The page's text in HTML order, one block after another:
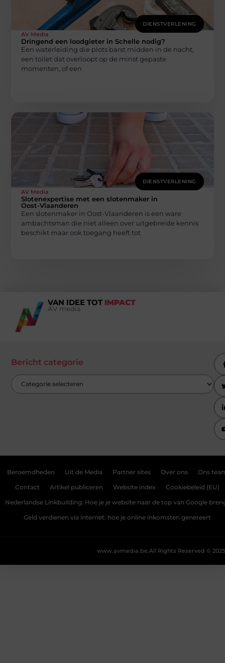
DIENSTVERLENING
AV Media
Dringend een loodgieter in Schelle nodig?
Een waterleiding die plots barst midden in de nacht,
een toilet dat overloopt op de minst gepaste
momenten, of een
DIENSTVERLENING
AV Media
Slotenexpertise met een slotenmaker in
Oost-Vlaanderen
Een slotenmaker in Oost-Vlaanderen is een ware
ambachtsman die niet alleen over uitgebreide kennis
beschikt maar ook toegang heeft tot
VAN IDEE TOT IMPACT
AV media
Bericht categorie
Beroemdheden Uit de Media Partner sites Over ons Ons
Contact Artikel publiceren Website index Cookiebeleid (EU)
Nederlandse Linkbuilding: Hoe je je website naar de top van Google
Geld verdienen via internet: hoe je online inkomsten genereert
All Rights Reserved © 2025
www.avmedia.be.